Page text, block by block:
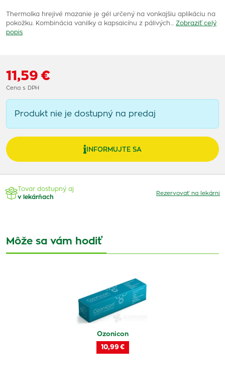
Thermolka hrejivé mazanie je gél určený na vonkajšiu aplikáciu na
pokožku. Kombinácia vanilky a kapsaicínu z pálivých…
Zobraziť celý
popis
11,59 €
Cena s DPH
Produkt nie je dostupný na predaj
INFORMUJTE SA
Tovar dostupný aj
v lekárňach
Rezervovať na lekárni
Môže sa vám hodiť
Ozonicon
10,99 €